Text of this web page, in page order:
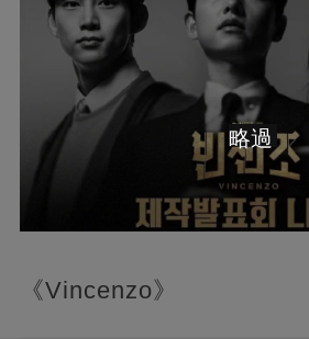
《Vincenzo》
略過